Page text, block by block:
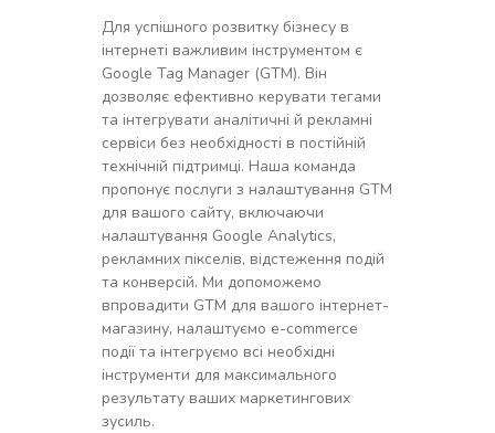
Для успішного розвитку бізнесу в
інтернеті важливим інструментом є
Google Tag Manager (GTM). Він
дозволяє ефективно керувати тегами
та інтегрувати аналітичні й рекламні
сервіси без необхідності в постійній
технічній підтримці. Наша команда
пропонує послуги з налаштування GTM
для вашого сайту, включаючи
налаштування Google Analytics,
рекламних пікселів, відстеження подій
та конверсій. Ми допоможемо
впровадити GTM для вашого інтернет-
магазину, налаштуємо e-commerce
події та інтегруємо всі необхідні
інструменти для максимального
результату ваших маркетингових
зусиль.